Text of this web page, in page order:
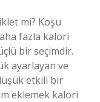
mi? Koşu
fazla kalori
bir seçimdir.
ayarlayan ve
etkili bir
eklemek kalori